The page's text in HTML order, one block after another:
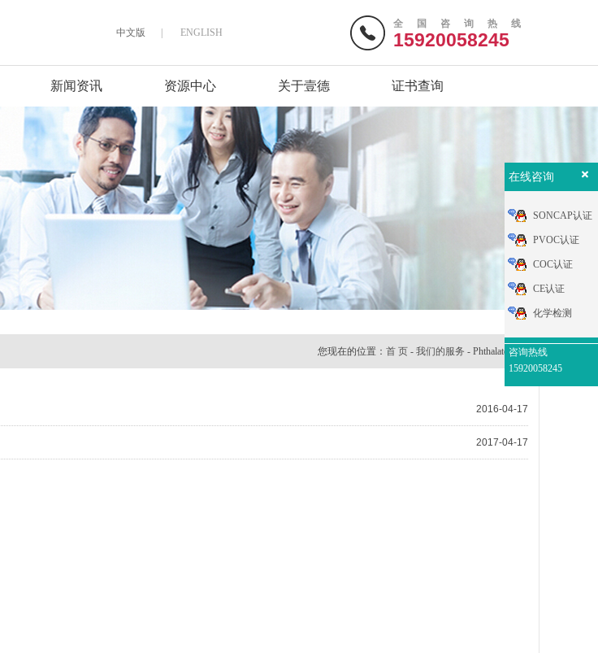
中文版 ENGLISH
全国咨询热线
15920058245
新闻资讯 资源中心 关于壹德 证书查询
您现在的位置： 首 页 - 我们的服务 - Phthalates邻苯
2016-04-17
2017-04-17
在线咨询
SONCAP认证
PVOC认证
COC认证
CE认证
化学检测
咨询热线
15920058245